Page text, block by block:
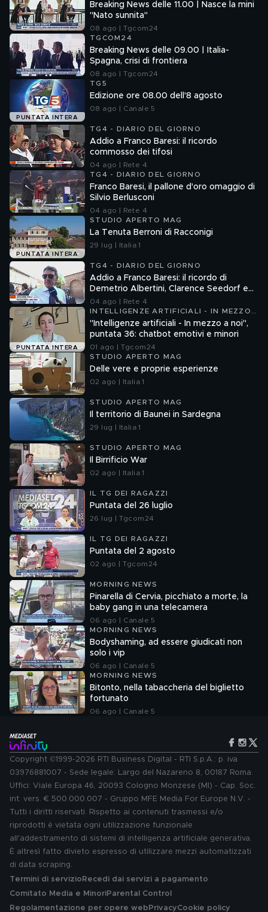
Breaking News delle 11.00 | Nasce la mini
"Nato sunnita"
08 ago | Tgcom24
TGCOM24
Breaking News delle 09.00 | Italia-
Spagna, crisi di frontiera
08 ago | Tgcom24
PUNTATA INTERA
TG5
Edizione ore 08.00 dell'8 agosto
08 ago | Canale 5
TG4 - DIARIO DEL GIORNO
Addio a Franco Baresi: il ricordo
commosso dei tifosi
04 ago | Rete 4
TG4 - DIARIO DEL GIORNO
Franco Baresi, il pallone d'oro omaggio di
Silvio Berlusconi
04 ago | Rete 4
PUNTATA INTERA
STUDIO APERTO MAG
La Tenuta Berroni di Racconigi
29 lug | Italia 1
TG4 - DIARIO DEL GIORNO
Addio a Franco Baresi: il ricordo di
Demetrio Albertini, Clarence Seedorf e
Giovanni Galli
04 ago | Rete 4
PUNTATA INTERA
INTELLIGENZE ARTIFICIALI - IN MEZZO
A NOI
"Intelligenze artificiali - In mezzo a noi",
puntata 36: chatbot emotivi e minori
01 ago | Tgcom24
STUDIO APERTO MAG
Delle vere e proprie esperienze
02 ago | Italia 1
STUDIO APERTO MAG
Il territorio di Baunei in Sardegna
29 lug | Italia 1
STUDIO APERTO MAG
Il Birrificio War
02 ago | Italia 1
IL TG DEI RAGAZZI
Puntata del 26 luglio
26 lug | Tgcom24
IL TG DEI RAGAZZI
Puntata del 2 agosto
02 ago | Tgcom24
MORNING NEWS
Pinarella di Cervia, picchiato a morte, la
baby gang in una telecamera
06 ago | Canale 5
MORNING NEWS
Bodyshaming, ad essere giudicati non
solo i vip
06 ago | Canale 5
MORNING NEWS
Bitonto, nella tabaccheria del biglietto
fortunato
06 ago | Canale 5
Copyright ©1999-2026 RTI Business Digital - RTI S.p.A.: p. iva
03976881007 - Sede legale: Largo del Nazareno 8, 00187 Roma.
Uffici: Viale Europa 46, 20093 Cologno Monzese (MI) - Cap. Soc.
int. vers. € 500.000.007 - Gruppo MFE Media For Europe N.V. -
Tutti i diritti riservati. Rispetto ai contenuti trasmessi e/o
riprodotti è vietata ogni utilizzazione funzionale
all'addestramento di sistemi di intelligenza artificiale generativa.
È altresì fatto divieto espresso di utilizzare mezzi automatizzati
di data scraping.
Termini di servizio Recedi dai servizi a pagamento
Comitato Media e MinoriParental Control
Regolamentazione per opere web PrivacyCookie policy